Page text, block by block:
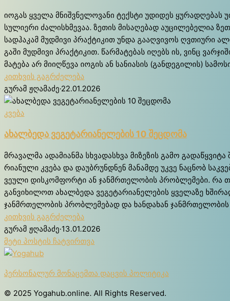
იო­გას ყვე­ლა მნიშ­ვნე­ლო­ვა­ნი ტექ­სტი უდი­დეს ყუ­რად­ღე­ბას
სუ­ლი­ე­რი ძა­ლის­ხმე­ვაა. ზე­თის მი­სა­ღე­ბად აუ­ცი­ლე­ბე­ლია
სად­ჰა­კამ მუდ­მი­ვი პრაქ­ტი­კით უნ­და გა­აღ­ვი­ვოს ღვთი­უ­რი
გა­ში მუდ­მი­ვი პრაქ­ტი­კით. წარ­მა­ტე­ბას იღებს ის, ვინც
მა­ტე­ბა არ მი­იღ­წე­ვა იო­გის ან სა­ნი­ა­სის (გან­დე­გი­ლის)
კითხვის გაგრძელება
გურამ ჟღამაძე·22.01.2026
კვება
ახალბედა ვეგეტარიანელების 10 შეცდომა
მრა­ვალ­მა ადა­მი­ან­მა სხვა­დას­ხვა მი­ზე­ზის გა­მო
რია­ნუ­ლი კვე­ბა და და­უბ­რუნ­დნენ მა­ნამ­დე უკ­ვე ნაც­ნობ
ვეუ­ლი დის­კომ­ფორ­ტი ან ჯან­მრთე­ლო­ბის პრობ­ლე­მე­ბი. რა
გან­ვი­ხი­ლოთ ახალ­ბე­და ვე­გე­ტა­რია­ნე­ლე­ბის ყვე­ლა­ზე
ჯან­მრთე­ლო­ბის პრობ­ლე­მე­ბად და ხან­და­ხან ჯან­მრთე­ლო­ბის
კითხვის გაგრძელება
გურამ ჟღამაძე·13.01.2026
მეტი პოსტის ჩატვირთვა
პერსონალურ მონაცემთა დაცვის პოლიტიკა
© 2025 Yogahub.online. All Rights Reserved.